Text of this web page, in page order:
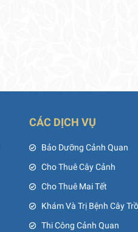
CÁC DỊCH VỤ
Bảo Dưỡng Cảnh Quan
Cho Thuê Cây Cảnh
Cho Thuê Mai Tết
Khám Và Trị Bệnh Cây
Thi Công Cảnh Quan